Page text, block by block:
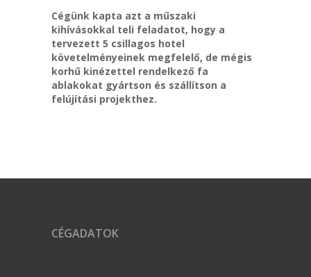
Cégünk kapta azt a műszaki
kihívásokkal teli feladatot, hogy a
tervezett 5 csillagos hotel
követelményeinek megfelelő, de mégis
korhű kinézettel rendelkező fa
ablakokat gyártson és szállítson a
felújítási projekthez.
CÉGADATOK